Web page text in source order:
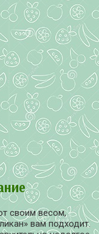
своим весом,
вам подходит.